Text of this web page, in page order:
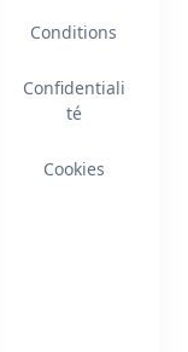
Conditions
Confidentiali
té
Cookies